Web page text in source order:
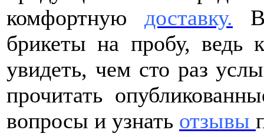
комфортную доставку.
брикеты на пробу, ведь
увидеть, чем сто раз
прочитать
вопросы и узнать отзывы